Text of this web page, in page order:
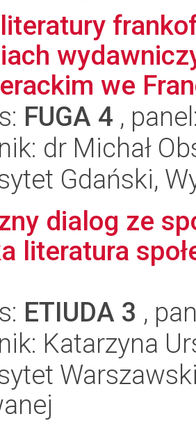
we
FUGA 4 ,
dr Michał
Gdański,
dialog ze
literatura
ETIUDA 3 ,
Katarzyna